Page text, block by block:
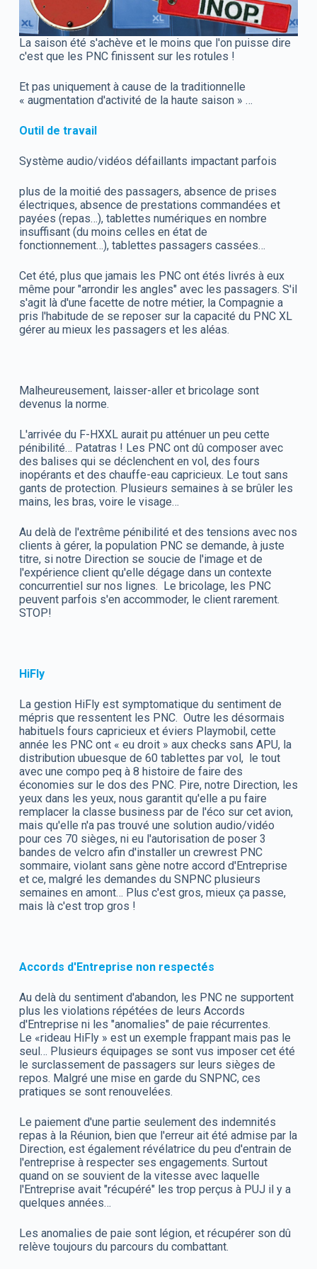
La saison été s'achève et le moins que l'on puisse dire
c'est que les PNC finissent sur les rotules !
Et pas uniquement à cause de la traditionnelle
« augmentation d'activité de la haute saison » …
Outil de travail
Système audio/vidéos défaillants impactant parfois
plus de la moitié des passagers, absence de prises
électriques, absence de prestations commandées et
payées (repas…), tablettes numériques en nombre
insuffisant (du moins celles en état de
fonctionnement…), tablettes passagers cassées…
Cet été, plus que jamais les PNC ont étés livrés à eux
même pour "arrondir les angles" avec les passagers. S'il
s'agit là d'une facette de notre métier, la Compagnie a
pris l'habitude de se reposer sur la capacité du PNC XL
gérer au mieux les passagers et les aléas.
Malheureusement, laisser-aller et bricolage sont
devenus la norme.
L'arrivée du F-HXXL aurait pu atténuer un peu cette
pénibilité… Patatras ! Les PNC ont dû composer avec
des balises qui se déclenchent en vol, des fours
inopérants et des chauffe-eau capricieux. Le tout sans
gants de protection. Plusieurs semaines à se brûler les
mains, les bras, voire le visage…
Au delà de l'extrême pénibilité et des tensions avec nos
clients à gérer, la population PNC se demande, à juste
titre, si notre Direction se soucie de l'image et de
l'expérience client qu'elle dégage dans un contexte
concurrentiel sur nos lignes. Le bricolage, les PNC
peuvent parfois s'en accommoder, le client rarement.
STOP!
HiFly
La gestion HiFly est symptomatique du sentiment de
mépris que ressentent les PNC. Outre les désormais
habituels fours capricieux et éviers Playmobil, cette
année les PNC ont « eu droit » aux checks sans APU, la
distribution ubuesque de 60 tablettes par vol, le tout
avec une compo peq à 8 histoire de faire des
économies sur le dos des PNC. Pire, notre Direction, les
yeux dans les yeux, nous garantit qu'elle a pu faire
remplacer la classe business par de l'éco sur cet avion,
mais qu'elle n'a pas trouvé une solution audio/vidéo
pour ces 70 sièges, ni eu l'autorisation de poser 3
bandes de velcro afin d'installer un crewrest PNC
sommaire, violant sans gène notre accord d'Entreprise
et ce, malgré les demandes du SNPNC plusieurs
semaines en amont… Plus c'est gros, mieux ça passe,
mais là c'est trop gros !
Accords d'Entreprise non respectés
Au delà du sentiment d'abandon, les PNC ne supportent
plus les violations répétées de leurs Accords
d'Entreprise ni les "anomalies" de paie récurrentes.
Le «rideau HiFly » est un exemple frappant mais pas le
seul… Plusieurs équipages se sont vus imposer cet été
le surclassement de passagers sur leurs sièges de
repos. Malgré une mise en garde du SNPNC, ces
pratiques se sont renouvelées.
Le paiement d'une partie seulement des indemnités
repas à la Réunion, bien que l'erreur ait été admise par la
Direction, est également révélatrice du peu d'entrain de
l'entreprise à respecter ses engagements. Surtout
quand on se souvient de la vitesse avec laquelle
l'Entreprise avait "récupéré" les trop perçus à PUJ il y a
quelques années…
Les anomalies de paie sont légion, et récupérer son dû
relève toujours du parcours du combattant.